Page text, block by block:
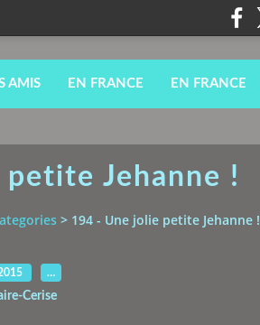
AMIS EN FRANCE EN FRANCE
Jehanne !
> 194 - Une jolie petite Jehanne !
…
Cerise